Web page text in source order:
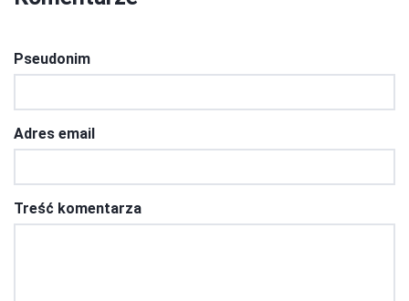
Pseudonim
Adres email
Treść komentarza